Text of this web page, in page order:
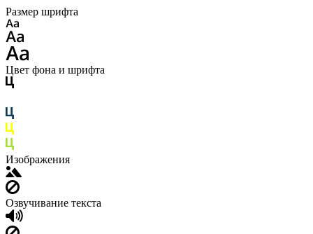
Размер шрифта
Цвет фона и шрифта
Изображения
Озвучивание текста